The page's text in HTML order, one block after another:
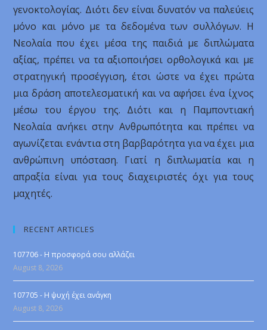
γενοκτολογίας. Διότι δεν είναι δυνατόν να παλεύεις
μόνο και μόνο με τα δεδομένα των συλλόγων. Η
Νεολαία που έχει μέσα της παιδιά με διπλώματα
αξίας, πρέπει να τα αξιοποιήσει ορθολογικά και με
στρατηγική προσέγγιση, έτσι ώστε να έχει πρώτα
μια δράση αποτελεσματική και να αφήσει ένα ίχνος
μέσω του έργου της. Διότι και η Παμποντιακή
Νεολαία ανήκει στην Ανθρωπότητα και πρέπει να
αγωνίζεται ενάντια στη βαρβαρότητα για να έχει μια
ανθρώπινη υπόσταση. Γιατί η διπλωματία και η
απραξία είναι για τους διαχειριστές όχι για τους
μαχητές.
RECENT ARTICLES
107706 - Η προσφορά σου αλλάζει
August 8, 2026
107705 - Η ψυχή έχει ανάγκη
August 8, 2026